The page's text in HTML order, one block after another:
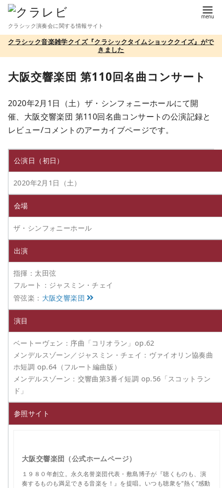
テ
ツ
クラシック演奏会に関する情報サイト
クラシック音楽雑学クイズ『クラシックタイムショッククイズ』がで
きました
大阪交響楽団 第110回名曲コンサート
2020年2月1日（土）ザ・シンフォニーホールにて開
催、大阪交響楽団 第110回名曲コンサートの公演記録と
レビュー/コメントのアーカイブページです。
公演日（初日）
2020年2月1日（土）
会場
ザ・シンフォニーホール
出演
指揮：太田弦
フルート：ジャスミン・チェイ
管弦楽： 大阪交響楽団
演目
ベートーヴェン：序曲「コリオラン」op.62
メンデルスゾーン／ジャスミン・チェイ：ヴァイオリン協奏曲
ホ短調 op.64（フルート編曲版）
メンデルスゾーン：交響曲第3番イ短調 op.56「スコットラン
ド」
参照サイト
大阪交響楽団（公式ホームページ）
１９８０年創立。永久名誉楽団代表・敷島博子が『聴くものも、演
奏するものも満足できる音楽を！』を提唱。いつも聴衆を“熱く”感動